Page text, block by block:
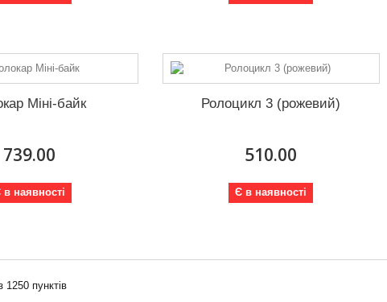
Міні-байк
739.00
в наявності
Ролоцикл 3 (рожевий)
510.00
Є в наявності
1250 пунктів